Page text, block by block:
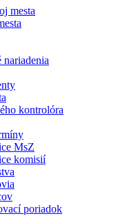
mesta
nariadenia
kontrolóra
MsZ
komisií
poriadok